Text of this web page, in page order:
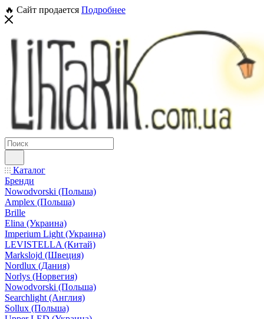
🔥 Сайт продается Подробнее
Каталог
Бренди
Nowodvorski (Польша)
Amplex (Польша)
Brille
Elina (Украина)
Imperium Light (Украина)
LEVISTELLA (Китай)
Markslojd (Швеция)
Nordlux (Дания)
Norlys (Норвегия)
Nowodvorski (Польша)
Searchlight (Англия)
Sollux (Польша)